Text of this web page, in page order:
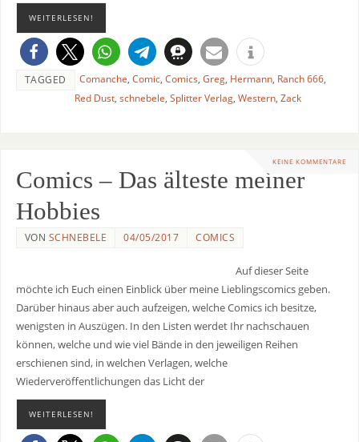
WEITERLESEN!
TAGGED Comanche, Comic, Comics, Greg, Hermann, Ranch 666,
Red Dust, schnebele, Splitter Verlag, Western, Zack
KEINE KOMMENTARE
Comics – Das älteste meiner
Hobbies
VON SCHNEBELE 04/05/2017 COMICS
Auf dieser Seite
möchte ich Euch einen Einblick über meine Lieblingscomics geben.
Darüber hinaus aber auch aufzeigen, welche Comics ich besitze,
wenigsten in Auszügen. In den Listen werdet Ihr nachschauen
können, welche und wie viel Bände in den jeweiligen Reihen
erschienen sind, in welchen Verlagen, welche
Wiederveröffentlichungen das Licht der
WEITERLESEN!